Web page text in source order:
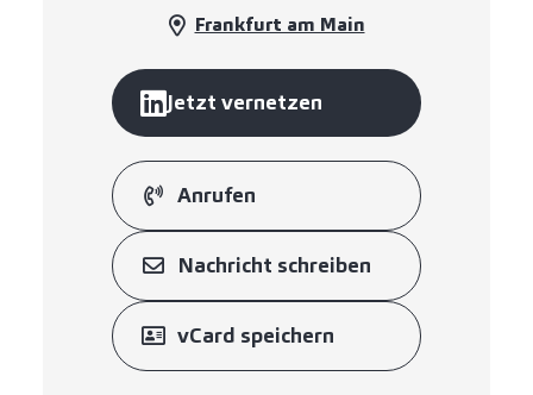
Frankfurt am Main
Jetzt vernetzen
Anrufen
Nachricht schreiben
vCard speichern